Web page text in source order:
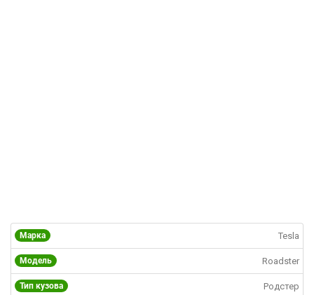
Марка Tesla
Модель Roadster
Тип кузова Родстер